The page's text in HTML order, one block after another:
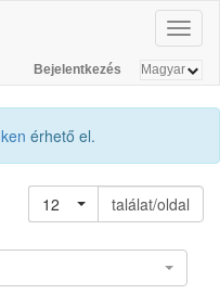
Bejelentkezés
érhető el.
12
találat/oldal